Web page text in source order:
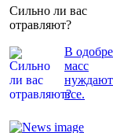
Сильно ли вас
отравляют?
В
масс
все.